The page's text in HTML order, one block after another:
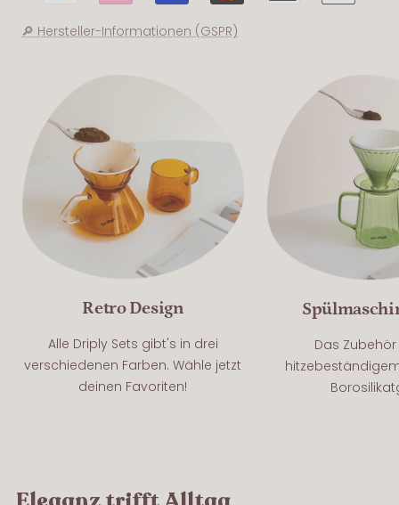
🔎 Hersteller-Informationen (GSPR)
Retro Design
Alle Driply Sets gibt's in drei
verschiedenen Farben. Wähle jetzt
deinen Favoriten!
Das